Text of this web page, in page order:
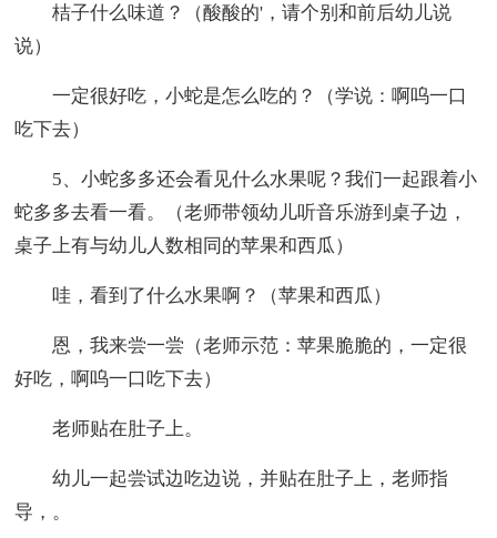
桔子什么味道？（酸酸的'，请个别和前后幼儿说
说）
一定很好吃，小蛇是怎么吃的？（学说：啊呜一口
吃下去）
5、小蛇多多还会看见什么水果呢？我们一起跟着小
蛇多多去看一看。（老师带领幼儿听音乐游到桌子边，
桌子上有与幼儿人数相同的苹果和西瓜）
哇，看到了什么水果啊？（苹果和西瓜）
恩，我来尝一尝（老师示范：苹果脆脆的，一定很
好吃，啊呜一口吃下去）
老师贴在肚子上。
幼儿一起尝试边吃边说，并贴在肚子上，老师指
导，。